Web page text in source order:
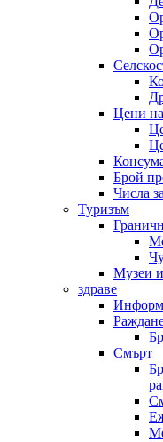
Цени
Брой
Числа
Туризъм
Музеи
здраве
Смърт